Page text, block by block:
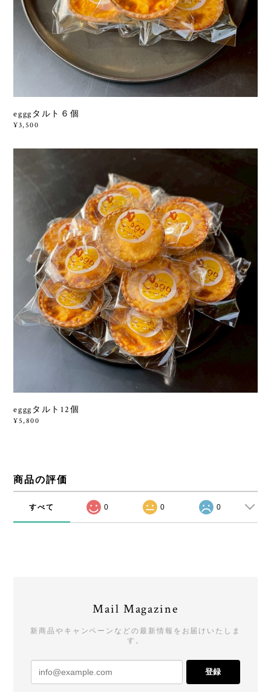
egggタルト６個
¥3,500
egggタルト12個
¥5,800
商品の評価
すべて 0 0 0
Mail Magazine
新商品やキャンペーンなどの最新情報をお届けいたしま
す。
登録